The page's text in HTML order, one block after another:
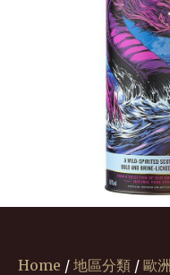
Home / 地區分類 / 歐洲